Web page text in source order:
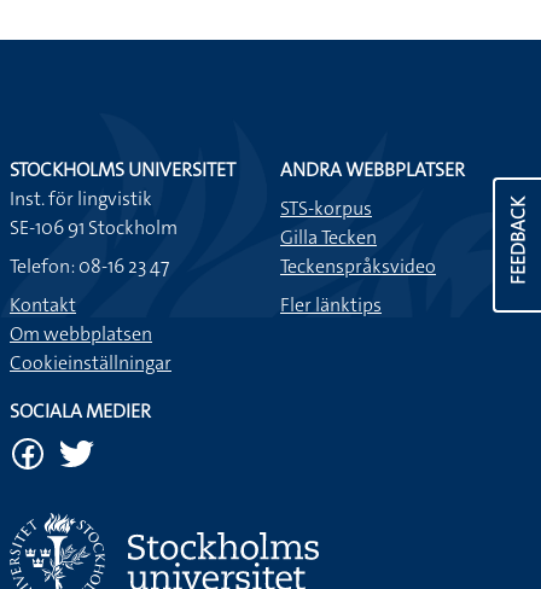
FEEDBACK
STOCKHOLMS UNIVERSITET
Inst. för lingvistik
SE-106 91 Stockholm
Telefon: 08-16 23 47
Kontakt
Om webbplatsen
Cookieinställningar
ANDRA WEBBPLATSER
STS-korpus
Gilla Tecken
Teckenspråksvideo
Fler länktips
SOCIALA MEDIER